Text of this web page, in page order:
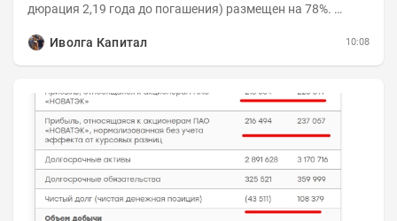
дюрация 2,19 года до погашения) размещен на 78%.
Иволга Капитал
10:08